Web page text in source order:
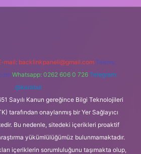
mail: backlinkpaneli@gmail.com Teams:
Whatsapp: 0262 606 0 726 Telegram:
@karabul
Sayılı Kanun gereğince Bilgi Teknolojileri
tarafından onaylanmış bir Yer Sağlayıcı
Bu nedenle, sitedeki içerikleri proaktif
yükümlülüğümüz bulunmamaktadır.
içeriklerin sorumluluğunu taşımakta olup,